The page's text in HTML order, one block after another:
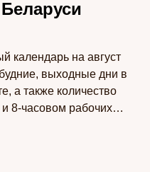
календарь на август
выходные дни в
а также количество
8-часовом рабочих